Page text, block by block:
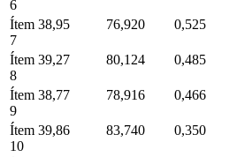
6
Ítem
7
38,95 76,920 0,525
Ítem
8
39,27 80,124 0,485
Ítem
9
38,77 78,916 0,466
Ítem
10
39,86 83,740 0,350